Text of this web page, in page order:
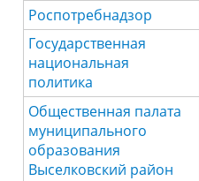
Роспотребнадзор
Государственная
национальная
политика
Общественная палата
муниципального
образования
Выселковский район